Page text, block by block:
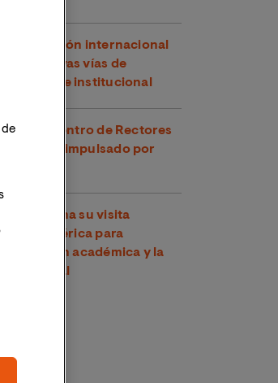
proyección internacional
nuevas vías de
e institucional
el Encuentro de Rectores
España impulsado por
Argentina su visita
para
académica y la